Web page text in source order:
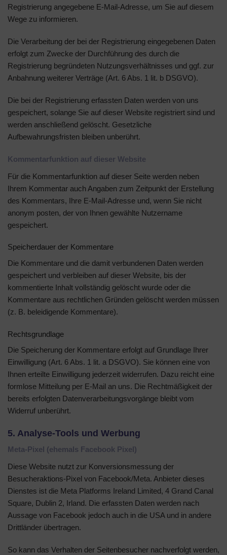
Registrierung angegebene E-Mail-Adresse, um Sie auf diesem
Wege zu informieren.
Die Verarbeitung der bei der Registrierung eingegebenen Daten
erfolgt zum Zwecke der Durchführung des durch die
Registrierung begründeten Nutzungsverhältnisses und ggf. zur
Anbahnung weiterer Verträge (Art. 6 Abs. 1 lit. b DSGVO).
Die bei der Registrierung erfassten Daten werden von uns
gespeichert, solange Sie auf dieser Website registriert sind und
werden anschließend gelöscht. Gesetzliche
Aufbewahrungsfristen bleiben unberührt.
Kommentar­funktion auf dieser Website
Für die Kommentarfunktion auf dieser Seite werden neben
Ihrem Kommentar auch Angaben zum Zeitpunkt der Erstellung
des Kommentars, Ihre E-Mail-Adresse und, wenn Sie nicht
anonym posten, der von Ihnen gewählte Nutzername
gespeichert.
Speicherdauer der Kommentare
Die Kommentare und die damit verbundenen Daten werden
gespeichert und verbleiben auf dieser Website, bis der
kommentierte Inhalt vollständig gelöscht wurde oder die
Kommentare aus rechtlichen Gründen gelöscht werden müssen
(z. B. beleidigende Kommentare).
Rechtsgrundlage
Die Speicherung der Kommentare erfolgt auf Grundlage Ihrer
Einwilligung (Art. 6 Abs. 1 lit. a DSGVO). Sie können eine von
Ihnen erteilte Einwilligung jederzeit widerrufen. Dazu reicht eine
formlose Mitteilung per E-Mail an uns. Die Rechtmäßigkeit der
bereits erfolgten Datenverarbeitungsvorgänge bleibt vom
Widerruf unberührt.
5. Analyse-Tools und Werbung
Meta-Pixel (ehemals Facebook Pixel)
Diese Website nutzt zur Konversionsmessung der
Besucheraktions-Pixel von Facebook/Meta. Anbieter dieses
Dienstes ist die Meta Platforms Ireland Limited, 4 Grand Canal
Square, Dublin 2, Irland. Die erfassten Daten werden nach
Aussage von Facebook jedoch auch in die USA und in andere
Drittländer übertragen.
So kann das Verhalten der Seitenbesucher nachverfolgt werden,